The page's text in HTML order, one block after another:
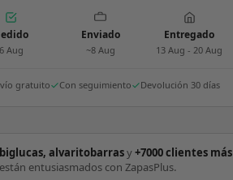
Aug
Enviado
~8 Aug
Entregado
13 Aug - 20 Aug
gratuito Con seguimiento Devolución 30 días
biglucas, alvaritobarrasy+7000 clientes más
están entusiasmados con ZapasPlus.